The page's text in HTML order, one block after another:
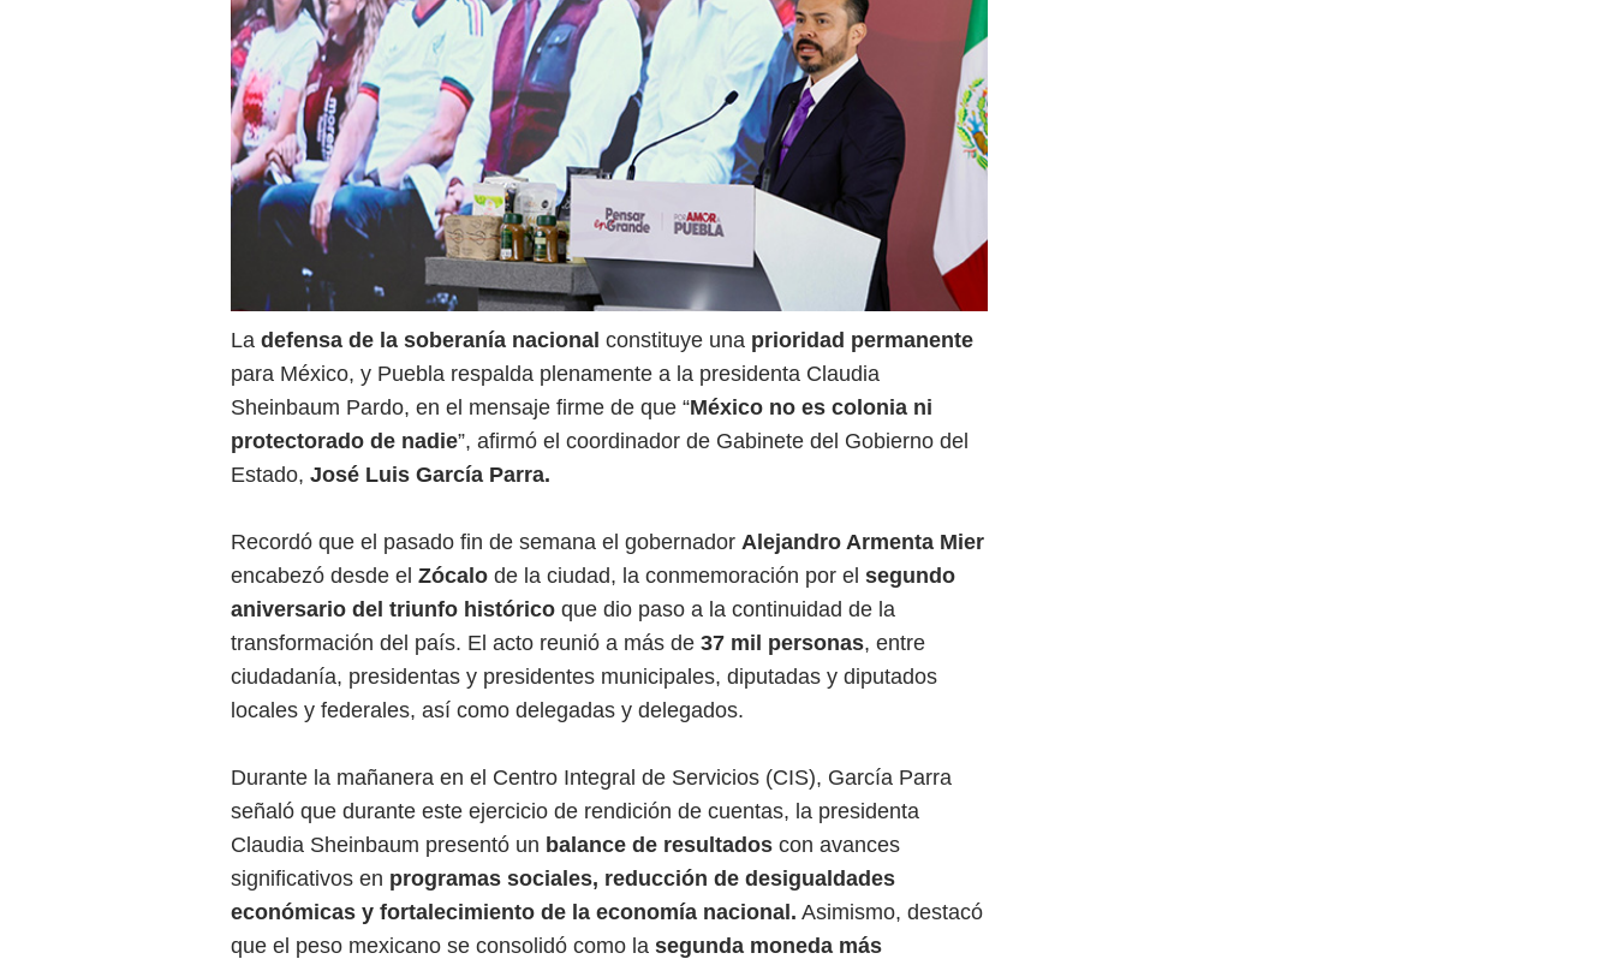
La defensa de la soberanía nacional constituye una prioridad permanente
para México, y Puebla respalda plenamente a la presidenta Claudia
Sheinbaum Pardo, en el mensaje firme de que “México no es colonia ni
protectorado de nadie”, afirmó el coordinador de Gabinete del Gobierno del
Estado, José Luis García Parra.
Recordó que el pasado fin de semana el gobernador Alejandro Armenta Mier
encabezó desde el Zócalo de la ciudad, la conmemoración por el segundo
aniversario del triunfo histórico que dio paso a la continuidad de la
transformación del país. El acto reunió a más de 37 mil personas, entre
ciudadanía, presidentas y presidentes municipales, diputadas y diputados
locales y federales, así como delegadas y delegados.
Durante la mañanera en el Centro Integral de Servicios (CIS), García Parra
señaló que durante este ejercicio de rendición de cuentas, la presidenta
Claudia Sheinbaum presentó un balance de resultados con avances
significativos en programas sociales, reducción de desigualdades
económicas y fortalecimiento de la economía nacional. Asimismo, destacó
que el peso mexicano se consolidó como la segunda moneda más